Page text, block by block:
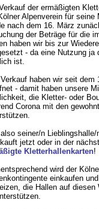
der ermäßigten
Alpenverein für seine
nach dem 16. März
der Beträge für die
haben wir bis zur
- da eine Nutzung ja
ist.
Verkauf haben wir seit dem
- damit haben unsere
die Kletter- oder
Corona mit den
seiner/n
jetzt oder in der
Kletterhallenkarten!
wird der
einkaufen
die Hallen auf diesen